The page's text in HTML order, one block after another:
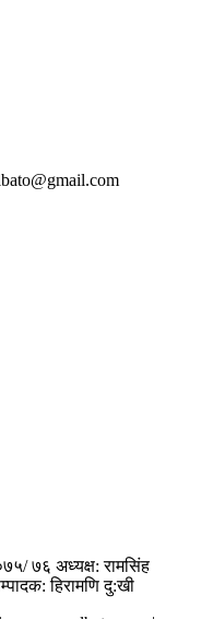
७६ अध्यक्ष: रामसिंह
हिरामणि दु:खी